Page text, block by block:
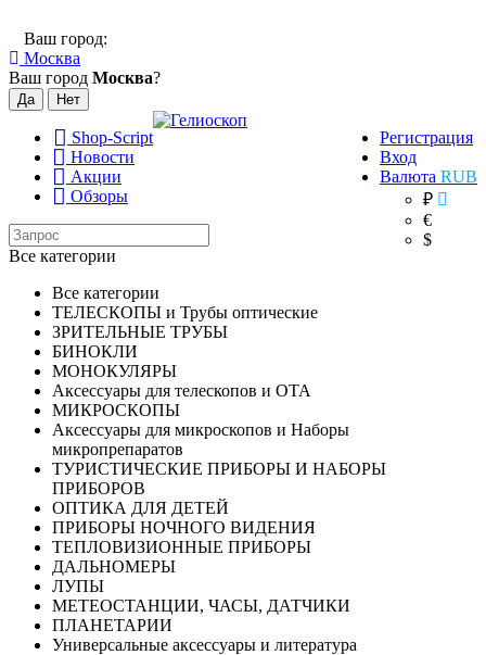
Ваш город:
Москва
Ваш город Москва?
Shop-Script
Новости
Акции
Обзоры
Регистрация
Вход
Валюта RUB
₽
€
$
Все категории
Все категории
ТЕЛЕСКОПЫ и Трубы оптические
ЗРИТЕЛЬНЫЕ ТРУБЫ
БИНОКЛИ
МОНОКУЛЯРЫ
Аксессуары для телескопов и ОТА
МИКРОСКОПЫ
Аксессуары для микроскопов и Наборы
микропрепаратов
ТУРИСТИЧЕСКИЕ ПРИБОРЫ И НАБОРЫ
ПРИБОРОВ
ОПТИКА ДЛЯ ДЕТЕЙ
ПРИБОРЫ НОЧНОГО ВИДЕНИЯ
ТЕПЛОВИЗИОННЫЕ ПРИБОРЫ
ДАЛЬНОМЕРЫ
ЛУПЫ
МЕТЕОСТАНЦИИ, ЧАСЫ, ДАТЧИКИ
ПЛАНЕТАРИИ
Универсальные аксессуары и литература